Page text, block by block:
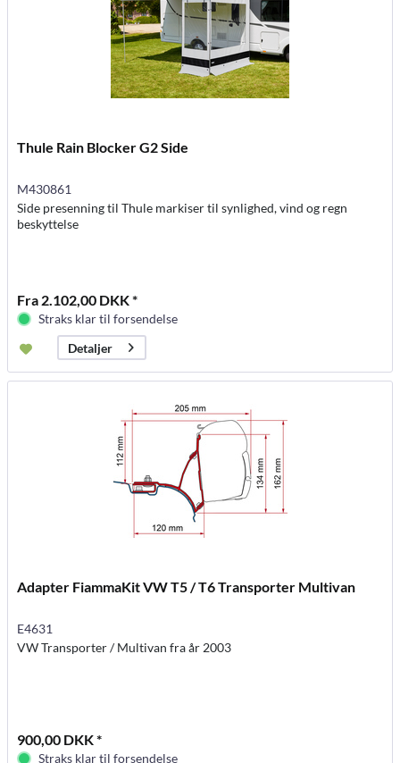
Thule Rain Blocker G2 Side
M430861
Side presenning til Thule markiser til synlighed, vind og regn
beskyttelse
Fra 2.102,00 DKK *
Straks klar til forsendelse
Detaljer
Adapter FiammaKit VW T5 / T6 Transporter Multivan
E4631
VW Transporter / Multivan fra år 2003
900,00 DKK *
Straks klar til forsendelse